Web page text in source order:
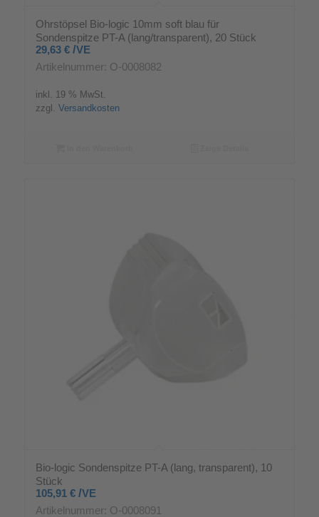
Ohrstöpsel Bio-logic 10mm soft blau für
Sondenspitze PT-A (lang/transparent), 20 Stück
29,63 € /VE
Artikelnummer: O-0008082
inkl. 19 % MwSt.
zzgl. Versandkosten
Bio-logic Sondenspitze PT-A (lang, transparent), 10
Stück
105,91 € /VE
Artikelnummer: O-0008091